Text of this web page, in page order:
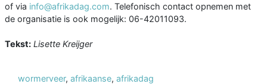
of via info@afrikadag.com. Telefonisch contact opnemen met
de organisatie is ook mogelijk: 06-42011093.
Tekst: Lisette Kreijger
wormerveer, afrikaanse, afrikadag